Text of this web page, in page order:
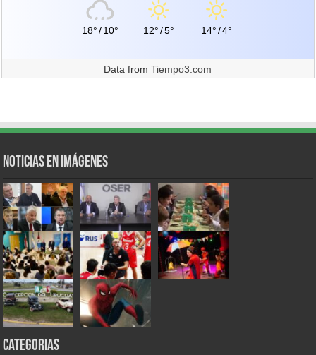
18°/10° 12°/5° 14°/4°
Data fromTiempo3.com
Noticias en Imágenes
Categorias